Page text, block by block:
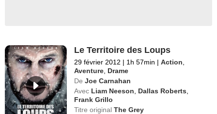
Le Territoire des Loups
29 février 2012 | 1h 57min | Action
Aventure Drame
De Joe Carnahan
Avec Liam Neeson Dallas Roberts
Frank Grillo
Titre originalThe Grey